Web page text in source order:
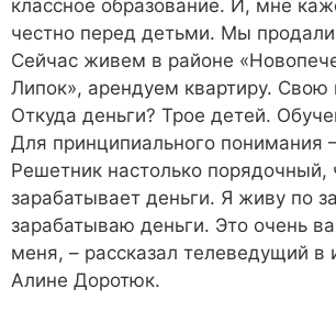
классное образование. И, мне
честно перед детьми. Мы продали
Сейчас живем в районе
Липок», арендуем квартиру. Свою
Откуда деньги? Трое детей.
Для принципиального понимания
Решетник настолько порядочный,
зарабатывает деньги. Я живу по
зарабатываю деньги. Это очень
меня, – рассказал телеведущий в
Алине Доротюк.